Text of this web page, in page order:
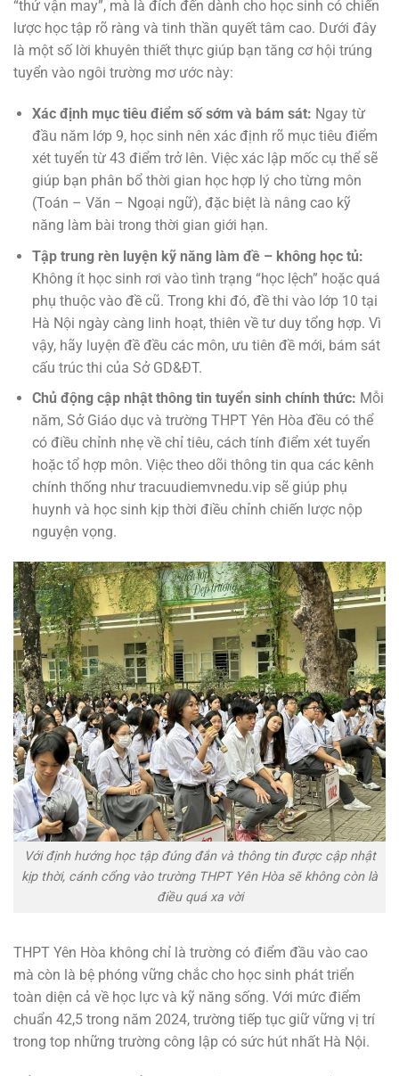
“thử vận may”, mà là đích đến dành cho học sinh có chiến
lược học tập rõ ràng và tinh thần quyết tâm cao. Dưới đây
là một số lời khuyên thiết thực giúp bạn tăng cơ hội trúng
tuyển vào ngôi trường mơ ước này:
Xác định mục tiêu điểm số sớm và bám sát: Ngay từ
đầu năm lớp 9, học sinh nên xác định rõ mục tiêu điểm
xét tuyển từ 43 điểm trở lên. Việc xác lập mốc cụ thể sẽ
giúp bạn phân bổ thời gian học hợp lý cho từng môn
(Toán – Văn – Ngoại ngữ), đặc biệt là nâng cao kỹ
năng làm bài trong thời gian giới hạn.
Tập trung rèn luyện kỹ năng làm đề – không học tủ:
Không ít học sinh rơi vào tình trạng “học lệch” hoặc quá
phụ thuộc vào đề cũ. Trong khi đó, đề thi vào lớp 10 tại
Hà Nội ngày càng linh hoạt, thiên về tư duy tổng hợp. Vì
vậy, hãy luyện đề đều các môn, ưu tiên đề mới, bám sát
cấu trúc thi của Sở GD&ĐT.
Chủ động cập nhật thông tin tuyển sinh chính thức: Mỗi
năm, Sở Giáo dục và trường THPT Yên Hòa đều có thể
có điều chỉnh nhẹ về chỉ tiêu, cách tính điểm xét tuyển
hoặc tổ hợp môn. Việc theo dõi thông tin qua các kênh
chính thống như tracuudiemvnedu.vip sẽ giúp phụ
huynh và học sinh kịp thời điều chỉnh chiến lược nộp
nguyện vọng.
Với định hướng học tập đúng đắn và thông tin được cập nhật
kịp thời, cánh cổng vào trường THPT Yên Hòa sẽ không còn là
điều quá xa vời
THPT Yên Hòa không chỉ là trường có điểm đầu vào cao
mà còn là bệ phóng vững chắc cho học sinh phát triển
toàn diện cả về học lực và kỹ năng sống. Với mức điểm
chuẩn 42,5 trong năm 2024, trường tiếp tục giữ vững vị trí
trong top những trường công lập có sức hút nhất Hà Nội.